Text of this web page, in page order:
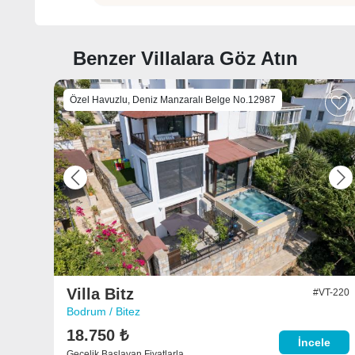
Benzer Villalara Göz Atın
Previous
Özel Havuzlu, Deniz Manzaralı Belge No.12987
Villa Bitz
Bodrum / Bitez
#VT-220
18.750 ₺ İncele